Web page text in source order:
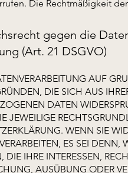
Die Rechtmäßigkeit
gegen die
(Art. 21 DSGVO)
AUF
DIE SICH AUS
DATEN
JEWEILIGE
WENN SIE
ES SEI
DIE IHRE INTERESSEN,
AUSÜBUNG ODER